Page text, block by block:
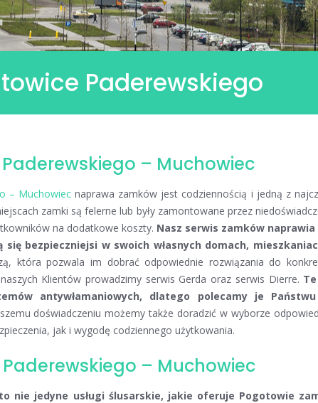
Paderewskiego
– Muchowiec
– Muchowiecnaprawa zamków jest codziennością i jedną z
zamki są felerne lub były zamontowane przez
na dodatkowe koszty. Nasz serwis zamków naprawia
bezpieczniejsi w swoich własnych domach,
która pozwala im dobrać odpowiednie rozwiązania do
Klientów prowadzimy serwis Gerda oraz serwis Dierre.
antywłamaniowych, dlatego polecamy je
doświadczeniu możemy także doradzić w wyborze
jak i wygodę codziennego użytkowania.
– Muchowiec
nie jedyne usługi ślusarskie, jakie oferuje Pogotowie